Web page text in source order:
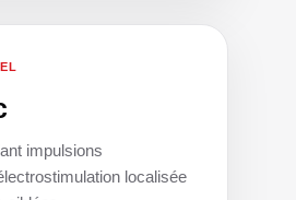
impulsions
localisée